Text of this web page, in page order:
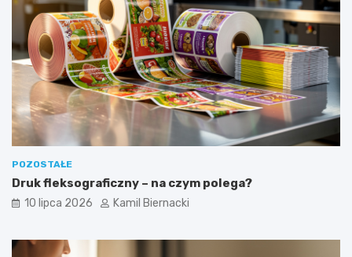
POZOSTAŁE
Druk fleksograficzny – na czym polega?
10 lipca 2026 Kamil Biernacki